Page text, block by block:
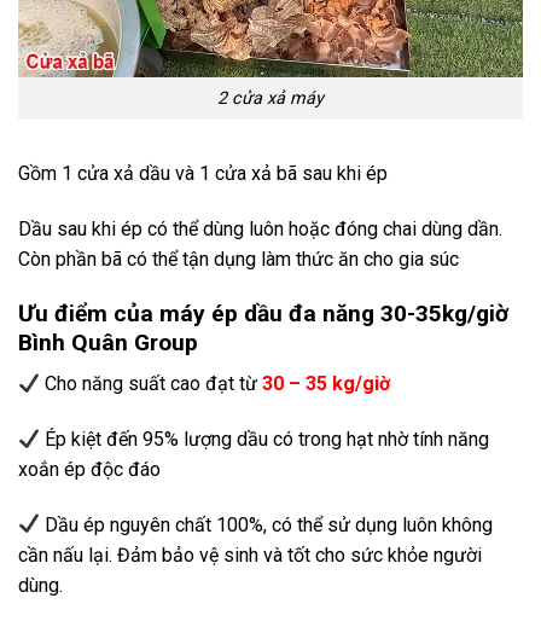
2 cửa xả máy
Gồm 1 cửa xả dầu và 1 cửa xả bã sau khi ép
Dầu sau khi ép có thể dùng luôn hoặc đóng chai dùng dần.
Còn phần bã có thể tận dụng làm thức ăn cho gia súc
Ưu điểm của máy ép dầu đa năng 30-35kg/giờ
Bình Quân Group
Cho năng suất cao đạt từ30 – 35 kg/giờ
Ép kiệt đến 95% lượng dầu có trong hạt nhờ tính năng
xoắn ép độc đáo
Dầu ép nguyên chất 100%, có thể sử dụng luôn không
cần nấu lại. Đảm bảo vệ sinh và tốt cho sức khỏe người
dùng.